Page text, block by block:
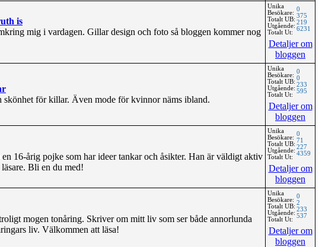
is
mig i vardagen. Gillar design och foto så bloggen kommer nog
Unika
Besökare:
Totalt UB:
Utgående:
Totalt Ut:
0
375
219
6231
Detaljer om
bloggen
skönhet för killar. Även mode för kvinnor näms ibland.
Unika
Besökare:
Totalt UB:
Utgående:
Totalt Ut:
0
0
233
595
Detaljer om
bloggen
16-årig pojke som har ideer tankar och åsikter. Han är väldigt aktiv
Bli en du med!
Unika
Besökare:
Totalt UB:
Utgående:
Totalt Ut:
0
71
227
4359
Detaljer om
bloggen
mogen tonåring. Skriver om mitt liv som ser både annorlunda
liv. Välkommen att läsa!
Unika
Besökare:
Totalt UB:
Utgående:
Totalt Ut:
0
2
233
537
Detaljer om
bloggen